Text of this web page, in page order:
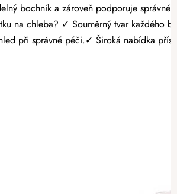
bochník a zároveň podporuje správné
na chleba? ✓ Souměrný tvar každého
při správné péči.✓ Široká nabídka